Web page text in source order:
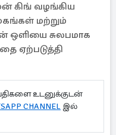
கிங் வழங்கிய
மற்றும்
ஒளியை சுலபமாக
ஏற்படுத்தி
உடனுக்குடன்
CHANNEL இல்